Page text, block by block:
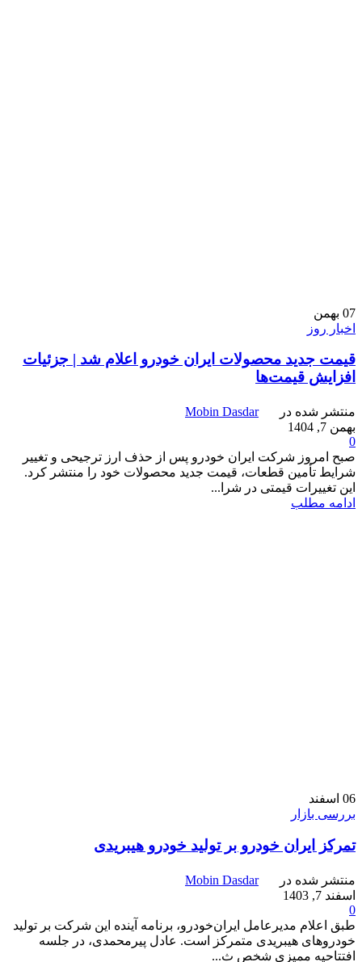
07 بهمن
اخبار روز
قیمت جدید محصولات ایران خودرو اعلام شد | جزئیات
افزایش قیمت‌ها
منتشر شده در
Mobin Dasdar
بهمن 7, 1404
0
صبح امروز شرکت ایران خودرو پس از حذف ارز ترجیحی و تغییر
شرایط تأمین قطعات، قیمت جدید محصولات خود را منتشر کرد.
این تغییرات قیمتی در شرا...
ادامه مطلب
06 اسفند
بررسی بازار
تمرکز ایران‌ خودرو بر تولید خودرو هیبریدی
منتشر شده در
Mobin Dasdar
اسفند 7, 1403
0
طبق اعلام مدیرعامل ایران‌خودرو، برنامه آینده این شرکت بر تولید
خودروهای هیبریدی متمرکز است. عادل پیرمحمدی، در جلسه
افتتاحیه ممیزی شخص ث...